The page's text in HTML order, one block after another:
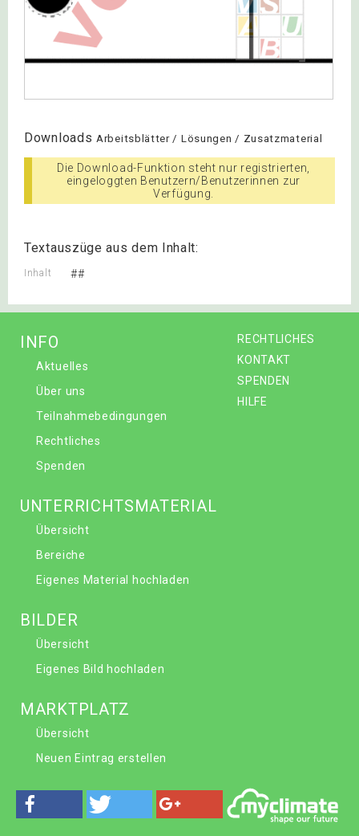
Downloads Arbeitsblätter / Lösungen / Zusatzmaterial
Die Download-Funktion steht nur registrierten,
eingeloggten Benutzern/Benutzerinnen zur
Verfügung.
Textauszüge aus dem Inhalt:
Inhalt ##
RECHTLICHES
KONTAKT
SPENDEN
HILFE
INFO
Aktuelles
Über uns
Teilnahmebedingungen
Rechtliches
Spenden
UNTERRICHTSMATERIAL
Übersicht
Bereiche
Eigenes Material hochladen
BILDER
Übersicht
Eigenes Bild hochladen
MARKTPLATZ
Übersicht
Neuen Eintrag erstellen